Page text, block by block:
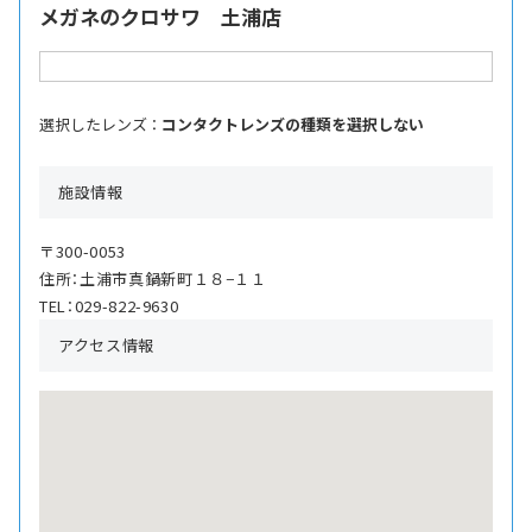
メガネのクロサワ 土浦店
選択したレンズ ： コンタクトレンズの種類を選択しない
施設情報
〒300-0053
住所：土浦市真鍋新町１８−１１
TEL：029-822-9630
アクセス情報